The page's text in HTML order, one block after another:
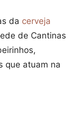
da cerveja
de Cantinas
que atuam na